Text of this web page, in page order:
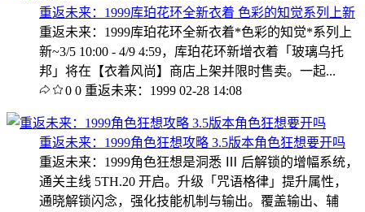
重返未来：1999库珀花环全新衣着 色彩的知觉系列上新
重返未来：1999库珀花环全新衣着*色彩的知觉*系列上
新~3/5 10:00 - 4/9 4:59，库珀花环新增衣着「玻璃乌托
邦」将在【衣着风尚】商店上架并限时售卖。一起...
0 0 重返未来：1999 02-28 14:08
重返未来：1999角色狂想攻略 3.5版本角色狂想要开吗
重返未来：1999角色狂想是洞悉 Ⅲ 后解锁的增幅系统，
通关主线 5TH.20 开启。升级「咒语格律」提升属性，
通晓解锁闪念，强化技能机制与输出。覆盖输出、辅